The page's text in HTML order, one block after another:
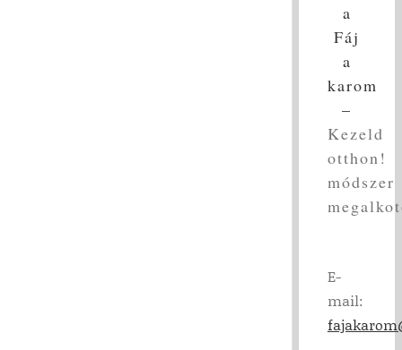
a
Fáj
a
karom
–
Kezeld
otthon!
módszer
E-
mail: